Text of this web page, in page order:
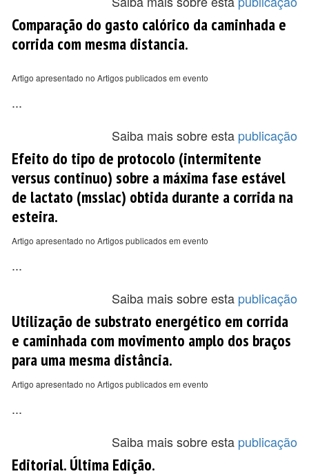
Comparação do gasto calórico da caminhada e
corrida com mesma distancia.
Artigo apresentado no Artigos publicados em evento
...
Saiba mais sobre esta publicação
Efeito do tipo de protocolo (intermitente
versus continuo) sobre a máxima fase estável
de lactato (msslac) obtida durante a corrida na
esteira.
Artigo apresentado no Artigos publicados em evento
...
Saiba mais sobre esta publicação
Utilização de substrato energético em corrida
e caminhada com movimento amplo dos braços
para uma mesma distância.
Artigo apresentado no Artigos publicados em evento
...
Saiba mais sobre esta publicação
Editorial. Última Edição.